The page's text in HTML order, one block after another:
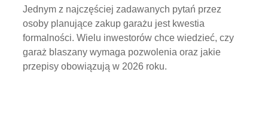
Zawór solenoidowy –
zasada działania, dobór i
zastosowania w